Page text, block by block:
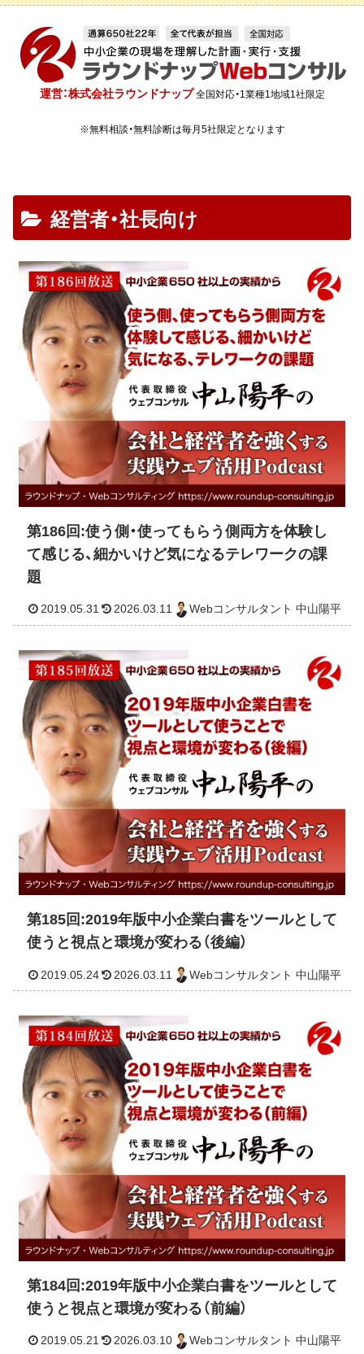
運営：株式会社ラウンドナップ 全国対応・1業種1地域1社限定
※無料相談・無料診断は毎月5社限定となります
経営者・社長向け
第186回:使う側・使ってもらう側両方を体験し
て感じる、細かいけど気になるテレワークの課
題
2019.05.31 2026.03.11 Webコンサルタント 中山
第185回:2019年版中小企業白書をツールとして
使うと視点と環境が変わる（後編）
2019.05.24 2026.03.11 Webコンサルタント 中山
第184回:2019年版中小企業白書をツールとして
使うと視点と環境が変わる（前編）